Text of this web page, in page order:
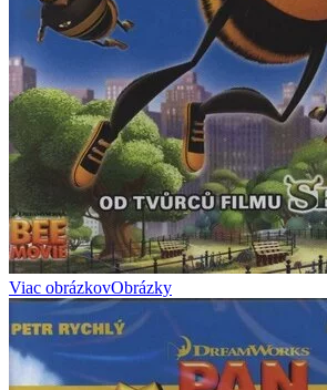
Viac obrázkovObrázky